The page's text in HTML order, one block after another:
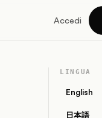
Accedi
LINGUA
English
日本語